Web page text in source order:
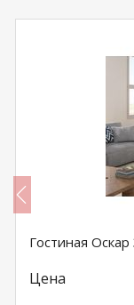
Гостиная Оскар
Цена